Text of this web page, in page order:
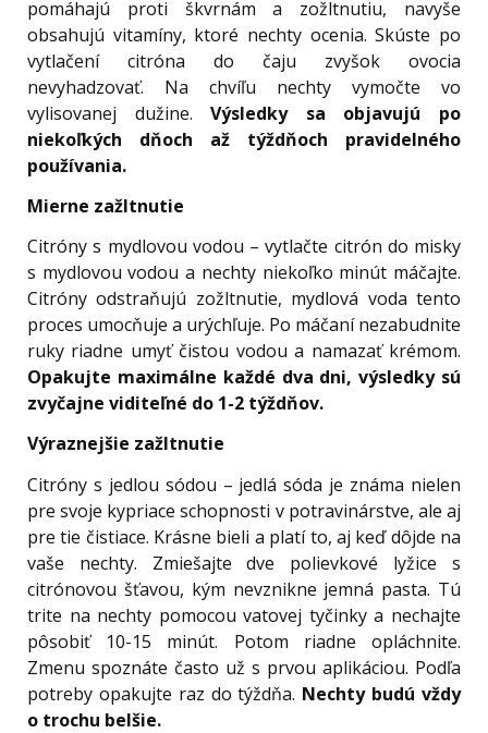
pomáhajú proti škvrnám a zožltnutiu, navyše
obsahujú vitamíny, ktoré nechty ocenia. Skúste po
vytlačení citróna do čaju zvyšok ovocia
nevyhadzovať. Na chvíľu nechty vymočte vo
vylisovanej dužine.Výsledky sa objavujú po
niekoľkých dňoch až týždňoch pravidelného
používania.
Mierne zažltnutie
Citróny s mydlovou vodou – vytlačte citrón do misky
s mydlovou vodou a nechty niekoľko minút máčajte.
Citróny odstraňujú zožltnutie, mydlová voda tento
proces umocňuje a urýchľuje. Po máčaní nezabudnite
ruky riadne umyť čistou vodou a namazať krémom.
Opakujte maximálne každé dva dni, výsledky sú
zvyčajne viditeľné do 1-2 týždňov.
Výraznejšie zažltnutie
Citróny s jedlou sódou – jedlá sóda je známa nielen
pre svoje kypriace schopnosti v potravinárstve, ale aj
pre tie čistiace. Krásne bieli a platí to, aj keď dôjde na
vaše nechty. Zmiešajte dve polievkové lyžice s
citrónovou šťavou, kým nevznikne jemná pasta. Tú
trite na nechty pomocou vatovej tyčinky a nechajte
pôsobiť 10-15 minút. Potom riadne opláchnite.
Zmenu spoznáte často už s prvou aplikáciou. Podľa
potreby opakujte raz do týždňa. Nechty budú vždy
o trochu belšie.